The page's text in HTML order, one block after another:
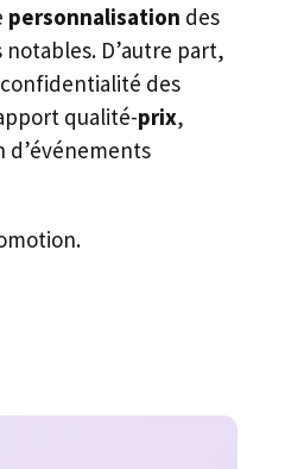
personnalisation des
D’autre part,
des
qualité-prix,